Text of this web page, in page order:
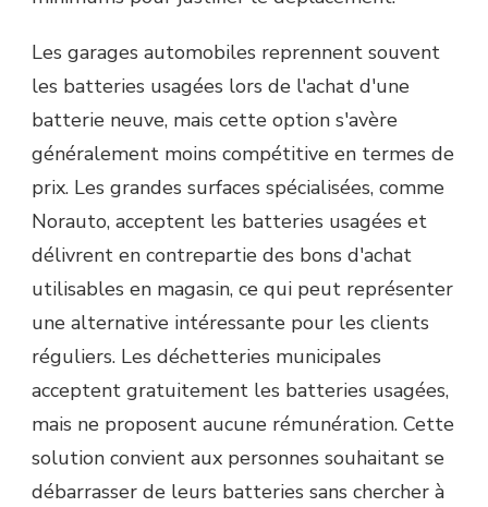
Les garages automobiles reprennent souvent
les batteries usagées lors de l'achat d'une
batterie neuve, mais cette option s'avère
généralement moins compétitive en termes de
prix. Les grandes surfaces spécialisées, comme
Norauto, acceptent les batteries usagées et
délivrent en contrepartie des bons d'achat
utilisables en magasin, ce qui peut représenter
une alternative intéressante pour les clients
réguliers. Les déchetteries municipales
acceptent gratuitement les batteries usagées,
mais ne proposent aucune rémunération. Cette
solution convient aux personnes souhaitant se
débarrasser de leurs batteries sans chercher à